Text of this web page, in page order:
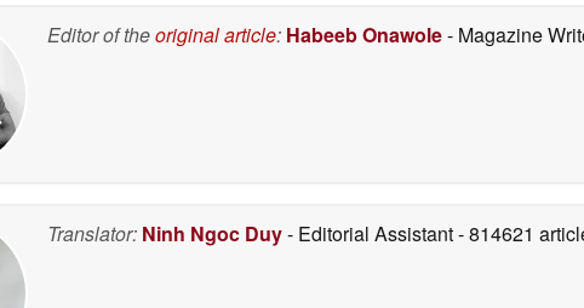
Editor of theoriginal article: Habeeb Onawole- Magazine
Translator: Ninh Ngoc Duy- Editorial Assistant- 814621